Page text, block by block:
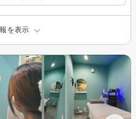
を表示